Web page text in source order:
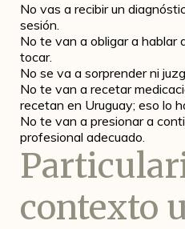
No vas a recibir un
sesión.
No te van a obligar a hablar
tocar.
No se va a sorprender ni
No te van a recetar
recetan en Uruguay; eso lo
No te van a presionar a
profesional adecuado.
contexto